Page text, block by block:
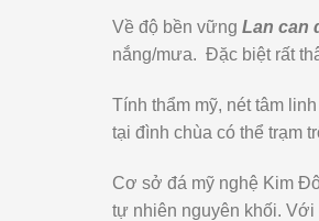
Về độ bền vững Lan can
nắng/mưa. Đặc biệt rất
Tính thẩm mỹ, nét tâm linh
tại đình chùa có thể trạm
Cơ sở đá mỹ nghệ Kim
tự nhiên nguyên khối.